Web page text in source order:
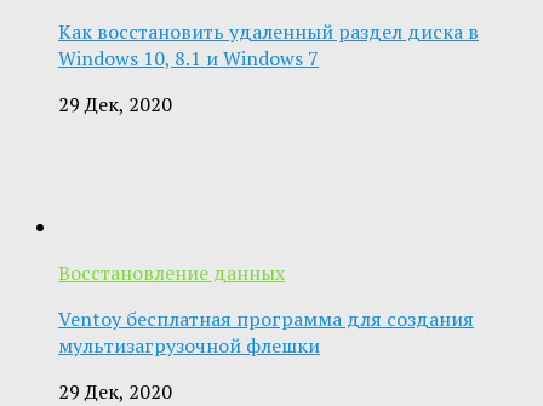
Как восстановить удаленный раздел диска в
Windows 10, 8.1 и Windows 7
29 Дек, 2020
Восстановление данных
Ventoy бесплатная программа для создания
мультизагрузочной флешки
29 Дек, 2020